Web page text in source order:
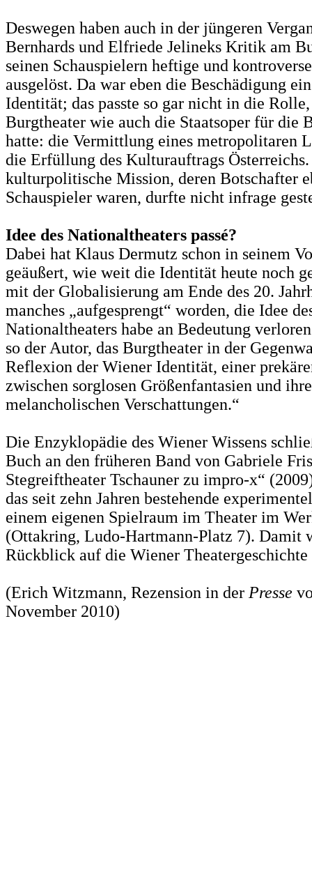
Deswegen haben auch in der jüngeren
Bernhards und Elfriede Jelineks Kritik am
seinen Schauspielern heftige und
ausgelöst. Da war eben die Beschädigung
Identität; das passte so gar nicht in die
Burgtheater wie auch die Staatsoper für die
hatte: die Vermittlung eines metropolitaren
die Erfüllung des Kulturauftrags
kulturpolitische Mission, deren Botschafter
Schauspieler waren, durfte nicht infrage
Idee des Nationaltheaters passé?
Dabei hat Klaus Dermutz schon in seinem
geäußert, wie weit die Identität heute noch
mit der Globalisierung am Ende des 20.
manches „aufgesprengt“ worden, die Idee
Nationaltheaters habe an Bedeutung
so der Autor, das Burgtheater in der
Reflexion der Wiener Identität, einer
zwischen sorglosen Größenfantasien und
melancholischen Verschattungen.“
Die Enzyklopädie des Wiener Wissens
Buch an den früheren Band von Gabriele
Stegreiftheater Tschauner zu impro-x“
das seit zehn Jahren bestehende
einem eigenen Spielraum im Theater im
(Ottakring, Ludo-Hartmann-Platz 7). Damit
Rückblick auf die Wiener Theatergeschichte
(Erich Witzmann, Rezension in der Presse
November 2010)